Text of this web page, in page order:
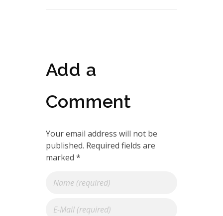
Add a
Comment
Your email address will not be
published. Required fields are
marked *